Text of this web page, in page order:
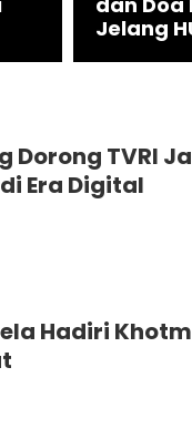
Jelang
Dorong TVRI
Era Digital
Hadiri